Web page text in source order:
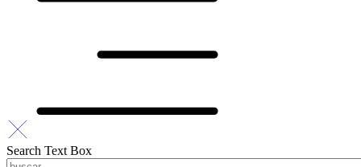
Search Text Box